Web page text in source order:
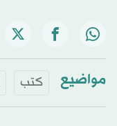
مواضيع كتب